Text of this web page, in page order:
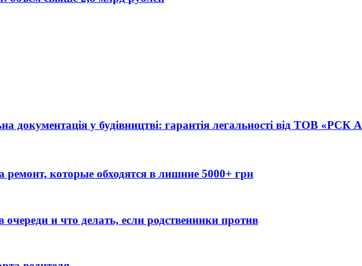
документація у будівництві: гарантія легальності від ТОВ
которые обходятся в лишние 5000+ грн
очереди и что делать, если родственники против